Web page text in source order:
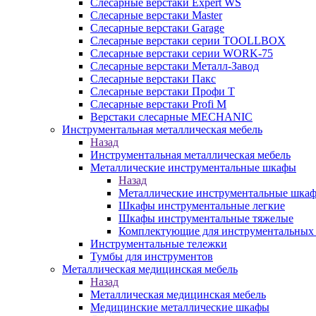
Слесарные верстаки Expert WS
Слесарные верстаки Master
Слесарные верстаки Garage
Слесарные верстаки серии TOOLLBOX
Слесарные верстаки серии WORK-75
Слесарные верстаки Металл-Завод
Слесарные верстаки Пакс
Слесарные верстаки Профи Т
Слесарные верстаки Profi M
Верстаки слесарные MECHANIC
Инструментальная металлическая мебель
Назад
Инструментальная металлическая мебель
Металлические инструментальные шкафы
Назад
Металлические инструментальные
Шкафы инструментальные легкие
Шкафы инструментальные тяжелые
Комплектующие для
Инструментальные тележки
Тумбы для инструментов
Металлическая медицинская мебель
Назад
Металлическая медицинская мебель
Медицинские металлические шкафы